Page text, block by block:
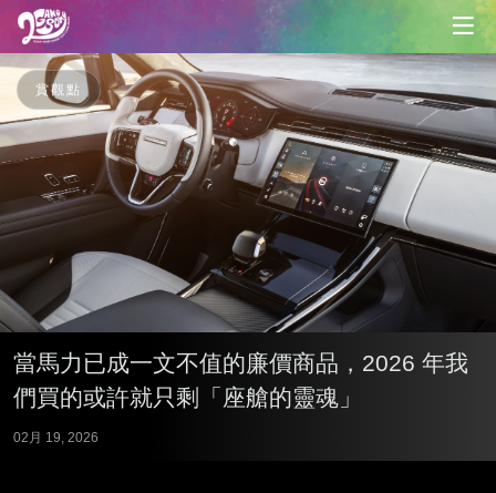
賞觀點
當馬力已成一文不值的廉價商品，2026 年我
們買的或許就只剩「座艙的靈魂」
02月 19, 2026